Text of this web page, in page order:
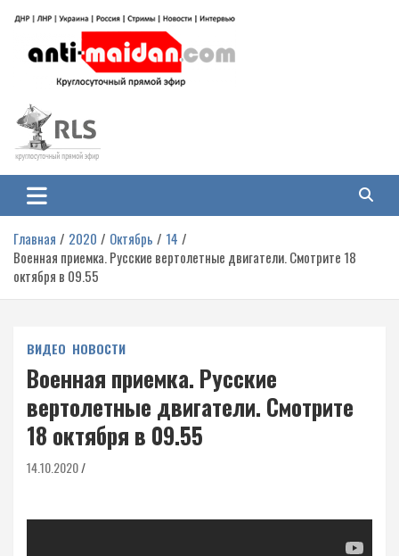
содержимому
Антимайдан: Гражданская война
на Украине
гражданской войне на Украине, включая события в Новороссии, ДНР,
ЛНР и других регионах.
Главная 2020 Октябрь
14
Военная приемка. Русские вертолетные двигатели. Смотрите 18
октября в 09.55
ВИДЕО НОВОСТИ
Военная приемка. Русские
вертолетные двигатели. Смотрите
18 октября в 09.55
14.10.2020